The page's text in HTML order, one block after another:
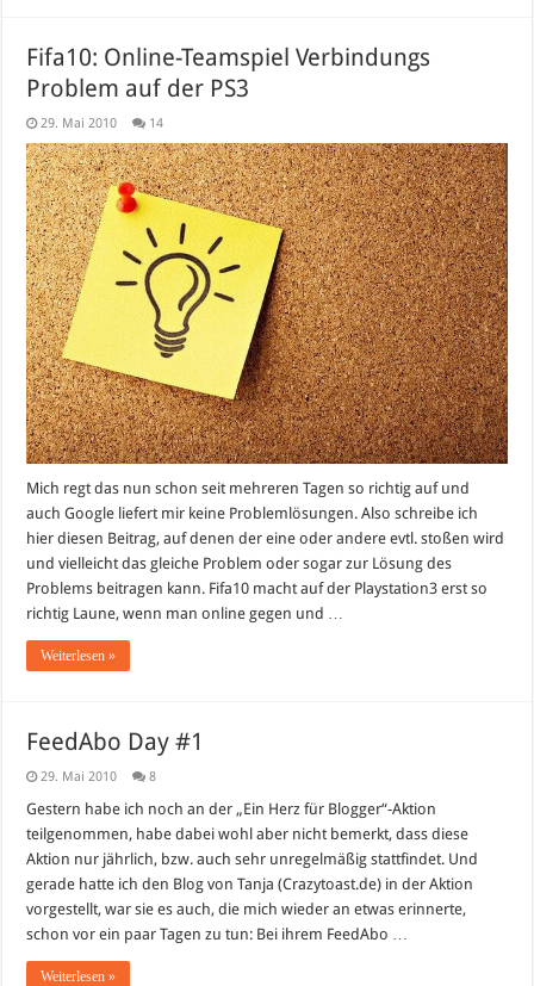
Fifa10: Online-Teamspiel Verbindungs
Problem auf der PS3
29. Mai 2010 14
Mich regt das nun schon seit mehreren Tagen so richtig auf und
auch Google liefert mir keine Problemlösungen. Also schreibe ich
hier diesen Beitrag, auf denen der eine oder andere evtl. stoßen wird
und vielleicht das gleiche Problem oder sogar zur Lösung des
Problems beitragen kann. Fifa10 macht auf der Playstation3 erst so
richtig Laune, wenn man online gegen und …
Weiterlesen »
FeedAbo Day #1
29. Mai 2010 8
Gestern habe ich noch an der „Ein Herz für Blogger“-Aktion
teilgenommen, habe dabei wohl aber nicht bemerkt, dass diese
Aktion nur jährlich, bzw. auch sehr unregelmäßig stattfindet. Und
gerade hatte ich den Blog von Tanja (Crazytoast.de) in der Aktion
vorgestellt, war sie es auch, die mich wieder an etwas erinnerte,
schon vor ein paar Tagen zu tun: Bei ihrem FeedAbo …
Weiterlesen »